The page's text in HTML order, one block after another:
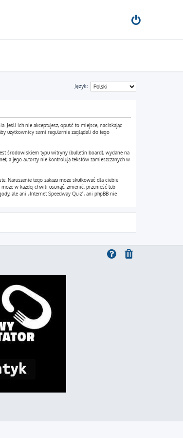
Język:
Jeśli ich nie akceptujesz, opuść to miejsce, naciskając
użytkownicy sami regularnie zaglądali do tego
jest środowiskiem typu witryny (bulletin board), wydane na
a jego autorzy nie kontrolują tekstów zamieszczanych w
Naruszenie tego zakazu może skutkować dla ciebie
w każdej chwili usunąć, zmienić, przenieść lub
ale ani „Internet Speedway Quiz”, ani phpBB nie